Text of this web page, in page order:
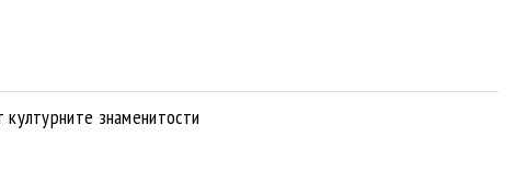
знаменитости